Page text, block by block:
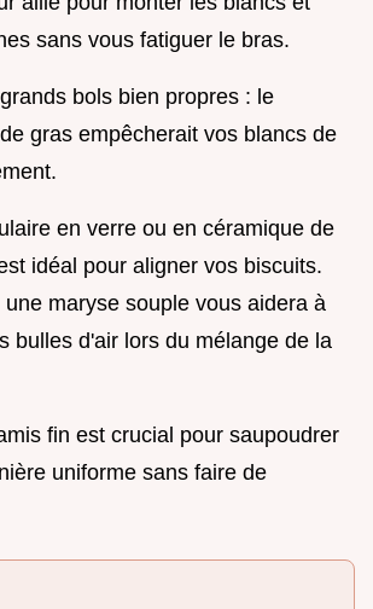
sans vous fatiguer le bras.
bols bien propres : le
gras empêcherait vos blancs de
en verre ou en céramique de
idéal pour aligner vos biscuits.
maryse souple vous aidera à
bulles d'air lors du mélange de la
fin est crucial pour saupoudrer
uniforme sans faire de